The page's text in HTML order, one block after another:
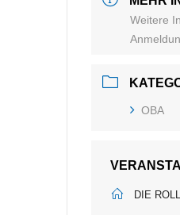
Weitere
OBA
DIE